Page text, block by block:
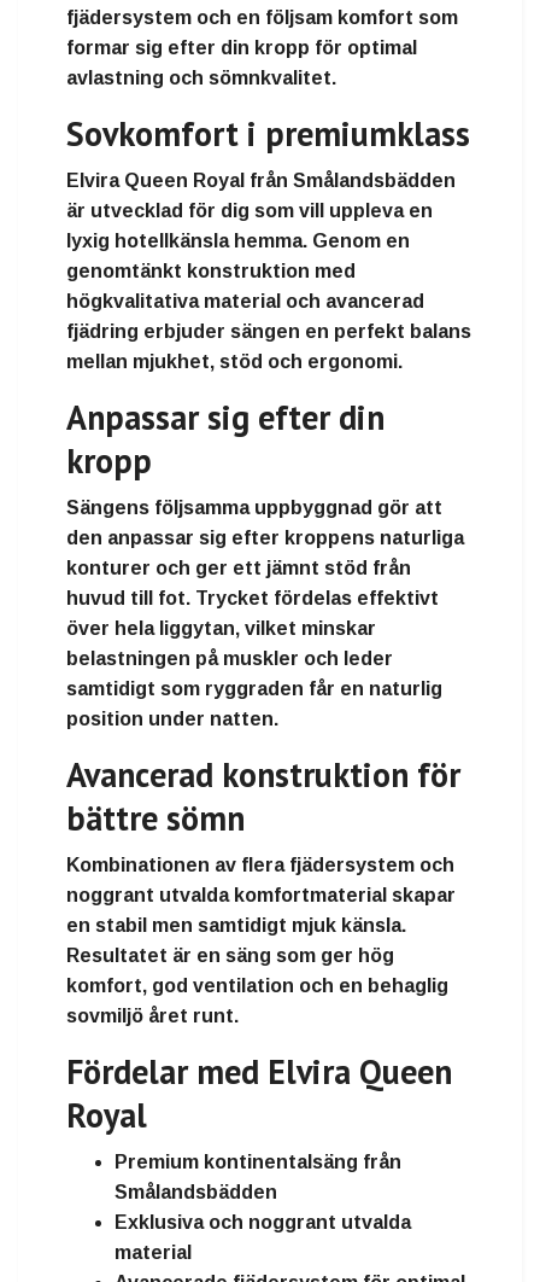
fjädersystem och en följsam komfort som
formar sig efter din kropp för optimal
avlastning och sömnkvalitet.
Sovkomfort i premiumklass
Elvira Queen Royal från Smålandsbädden
är utvecklad för dig som vill uppleva en
lyxig hotellkänsla hemma. Genom en
genomtänkt konstruktion med
högkvalitativa material och avancerad
fjädring erbjuder sängen en perfekt balans
mellan mjukhet, stöd och ergonomi.
Anpassar sig efter din
kropp
Sängens följsamma uppbyggnad gör att
den anpassar sig efter kroppens naturliga
konturer och ger ett jämnt stöd från
huvud till fot. Trycket fördelas effektivt
över hela liggytan, vilket minskar
belastningen på muskler och leder
samtidigt som ryggraden får en naturlig
position under natten.
Avancerad konstruktion för
bättre sömn
Kombinationen av flera fjädersystem och
noggrant utvalda komfortmaterial skapar
en stabil men samtidigt mjuk känsla.
Resultatet är en säng som ger hög
komfort, god ventilation och en behaglig
sovmiljö året runt.
Fördelar med Elvira Queen
Royal
Premium kontinentalsäng från
Smålandsbädden
Exklusiva och noggrant utvalda
material